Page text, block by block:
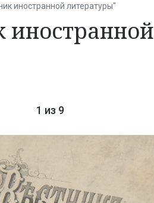
иностранной литературы"
иностранной
1 из 9